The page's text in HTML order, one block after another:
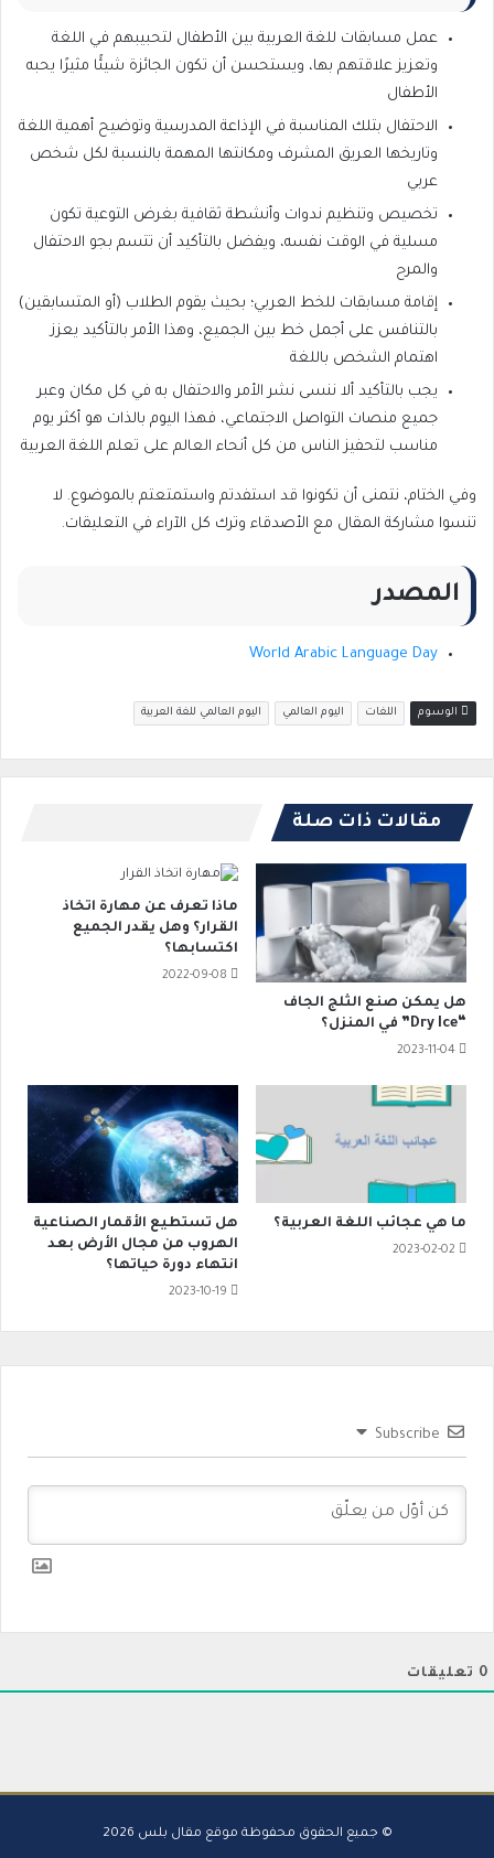
عمل مسابقات للغة العربية بين الأطفال لتحبيبهم في اللغة
وتعزيز علاقتهم بها، ويستحسن أن تكون الجائزة شيئًا مثيرًا يحبه
الأطفال
الاحتفال بتلك المناسبة في الإذاعة المدرسية وتوضيح أهمية اللغة
وتاريخها العريق المشرف ومكانتها المهمة بالنسبة لكل شخص
عربي
تخصيص وتنظيم ندوات وأنشطة ثقافية بغرض التوعية تكون
مسلية في الوقت نفسه، ويفضل بالتأكيد أن تتسم بجو الاحتفال
والمرح
إقامة مسابقات للخط العربي؛ بحيث يقوم الطلاب (أو المتسابقين)
بالتنافس على أجمل خط بين الجميع، وهذا الأمر بالتأكيد يعزز
اهتمام الشخص باللغة
يجب بالتأكيد ألا ننسى نشر الأمر والاحتفال به في كل مكان وعبر
جميع منصات التواصل الاجتماعي، فهذا اليوم بالذات هو أكثر يوم
مناسب لتحفيز الناس من كل أنحاء العالم على تعلم اللغة العربية
وفي الختام، نتمنى أن تكونوا قد استفدتم واستمتعتم بالموضوع. لا
تنسوا مشاركة المقال مع الأصدقاء وترك كل الآراء في التعليقات.
المصدر
World Arabic Language Day
الوسوم اللغات اليوم العالمي اليوم العالمي للغة العربية
مقالات ذات صلة
هل يمكن صنع الثلج الجاف
“Dry Ice” في المنزل؟
2023-11-04
ماذا تعرف عن مهارة اتخاذ
القرار؟ وهل يقدر الجميع
اكتسابها؟
2022-09-08
ما هي عجائب اللغة العربية؟
2023-02-02
هل تستطيع الأقمار الصناعية
الهروب من مجال الأرض بعد
انتهاء دورة حياتها؟
2023-10-19
Subscribe
0 تعليقات
© جميع الحقوق محفوظة موقع مقال بلس 2026